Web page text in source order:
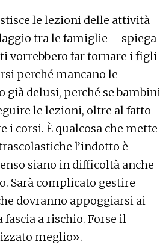
le lezioni delle attività
tra le famiglie – spiega
vorrebbero far tornare i figli
perché mancano le
delusi, perché se bambini
le lezioni, oltre al fatto
i corsi. È qualcosa che mette
l’indotto è
siano in difficoltà anche
Sarà complicato gestire
dovranno appoggiarsi ai
a rischio. Forse il
meglio».